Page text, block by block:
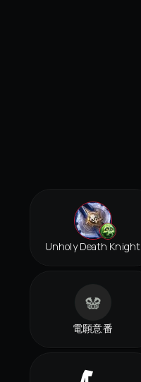
Unholy Death Knight
電願意番